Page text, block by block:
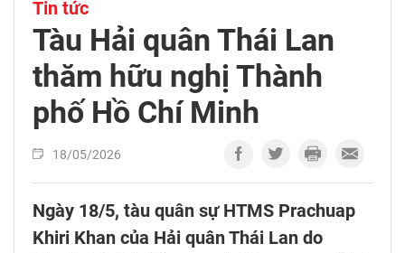
Tin tức
Tàu Hải quân Thái Lan
thăm hữu nghị Thành
phố Hồ Chí Minh
18/05/2026
Ngày 18/5, tàu quân sự HTMS Prachuap
Khiri Khan của Hải quân Thái Lan do